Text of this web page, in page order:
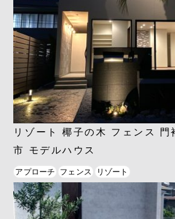
リゾート 椰子の木 フェンス 門
市 モデルハウス
アプローチ フェンス リゾート